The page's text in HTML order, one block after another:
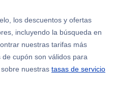
los descuentos y ofertas
incluyendo la búsqueda en
nuestras tarifas más
cupón son válidos para
nuestras tasas de servicio